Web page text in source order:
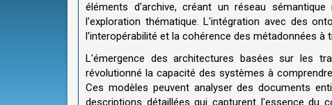
éléments d'archive, créant un réseau
l'exploration thématique. L'intégration avec des
l'interopérabilité et la cohérence des métadonnées
L'émergence des architectures basées sur les
révolutionné la capacité des systèmes à
Ces modèles peuvent analyser des documents
descriptions détaillées qui capturent l'essence du